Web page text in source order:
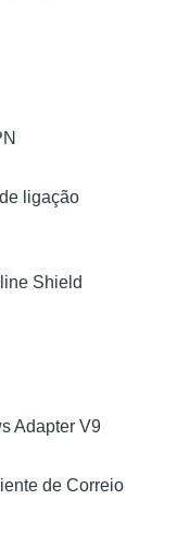
ligação
Shield
Adapter V9
de Correio